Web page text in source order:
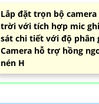
Lắp đặt trọn bộ
trời với tích hợp mic
sát chi tiết với độ phân
Camera hỗ trợ hồng
nén H